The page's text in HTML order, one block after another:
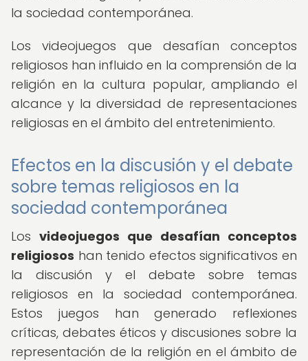
la sociedad contemporánea.
Los videojuegos que desafían conceptos
religiosos han influido en la comprensión de la
religión en la cultura popular, ampliando el
alcance y la diversidad de representaciones
religiosas en el ámbito del entretenimiento.
Efectos en la discusión y el debate
sobre temas religiosos en la
sociedad contemporánea
Los videojuegos que desafían conceptos
religiosos han tenido efectos significativos en
la discusión y el debate sobre temas
religiosos en la sociedad contemporánea.
Estos juegos han generado reflexiones
críticas, debates éticos y discusiones sobre la
representación de la religión en el ámbito de